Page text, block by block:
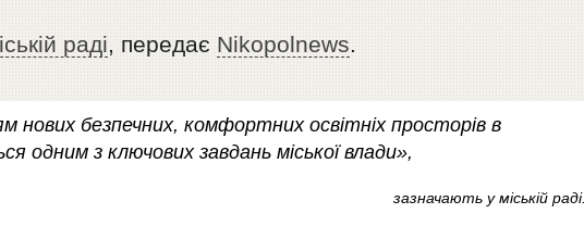
раді, передає Nikopolnews.
нових безпечних, комфортних освітніх просторів в
одним з ключових завдань міської влади»,
зазначають у міській раді.